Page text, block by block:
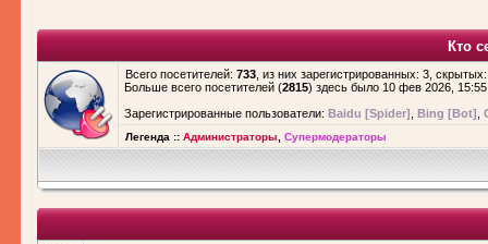
Кто
Всего посетителей: 733 , из них зарегистрированных: 3,
Больше всего посетителей (2815) здесь было 10 фев 2026, 15:55
Зарегистрированные пользователи: Baidu [Spider] Bing [Bot]
Легенда :: Администраторы Супермодераторы